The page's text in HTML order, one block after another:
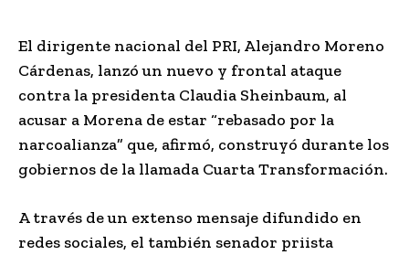
El dirigente nacional del PRI, Alejandro Moreno
Cárdenas, lanzó un nuevo y frontal ataque
contra la presidenta Claudia Sheinbaum, al
acusar a Morena de estar “rebasado por la
narcoalianza” que, afirmó, construyó durante los
gobiernos de la llamada Cuarta Transformación.
A través de un extenso mensaje difundido en
redes sociales, el también senador priista